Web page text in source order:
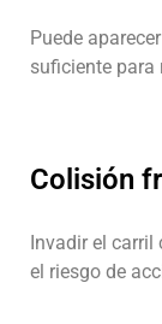
Puede
suficiente para
Colisión
Invadir el carril
el riesgo de